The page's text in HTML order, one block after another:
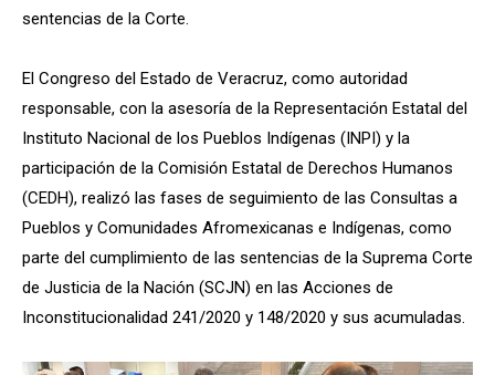
sentencias de la Corte.
El Congreso del Estado de Veracruz, como autoridad
responsable, con la asesoría de la Representación Estatal del
Instituto Nacional de los Pueblos Indígenas (INPI) y la
participación de la Comisión Estatal de Derechos Humanos
(CEDH), realizó las fases de seguimiento de las Consultas a
Pueblos y Comunidades Afromexicanas e Indígenas, como
parte del cumplimiento de las sentencias de la Suprema Corte
de Justicia de la Nación (SCJN) en las Acciones de
Inconstitucionalidad 241/2020 y 148/2020 y sus acumuladas.